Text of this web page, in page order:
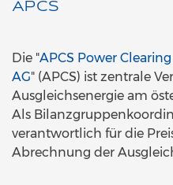
APCS
Die "APCS Power
AG" (APCS) ist zentrale
Ausgleichsenergie am
Als
verantwortlich für die
Abrechnung der